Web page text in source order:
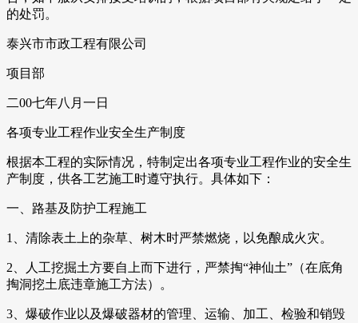
的处罚。
泰兴市市政工程有限公司
项目部
二00七年八月一日
各项专业工程作业安全生产制度
根据本工程的实际情况，特制定出各项专业工程作业的安全生
产制度，供各工艺施工时遵守执行。具体如下：
一、路基及防护工程施工
1、清除表土上的杂草、树木时严禁燃烧，以免酿成火灾。
2、人工挖掘土方要自上而下进行，严禁掏“神仙土”（在底角
掏洞挖土底违章施工方法）。
3、爆破作业以及爆破器材的管理、运输、加工、检验和销毁